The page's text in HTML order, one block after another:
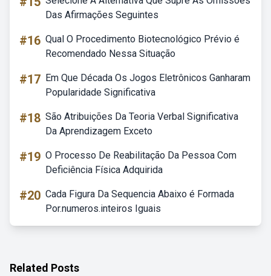
Das Afirmações Seguintes
#16 Qual O Procedimento Biotecnológico Prévio é
Recomendado Nessa Situação
#17 Em Que Década Os Jogos Eletrônicos Ganharam
Popularidade Significativa
#18 São Atribuições Da Teoria Verbal Significativa
Da Aprendizagem Exceto
#19 O Processo De Reabilitação Da Pessoa Com
Deficiência Física Adquirida
#20 Cada Figura Da Sequencia Abaixo é Formada
Por.numeros.inteiros Iguais
Related Posts